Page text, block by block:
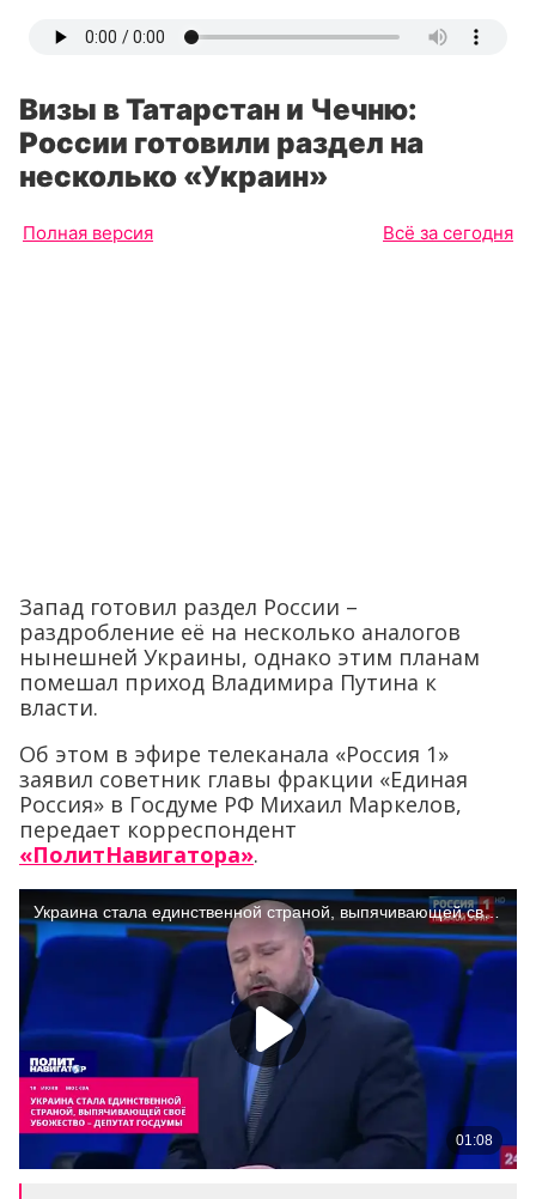
Визы в Татарстан и Чечню:
России готовили раздел на
несколько «Украин»
Полная версия Всё за сегодня
Запад готовил раздел России –
раздробление её на несколько аналогов
нынешней Украины, однако этим планам
помешал приход Владимира Путина к
власти.
Об этом в эфире телеканала «Россия 1»
заявил советник главы фракции «Единая
Россия» в Госдуме РФ Михаил Маркелов,
передает корреспондент
«ПолитНавигатора».